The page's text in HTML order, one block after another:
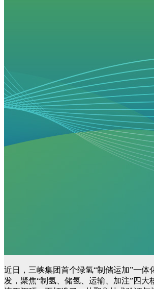
近日，三峡集团首个绿氢“制储运加”一
发，聚焦“制氢、储氢、运输、加注”四